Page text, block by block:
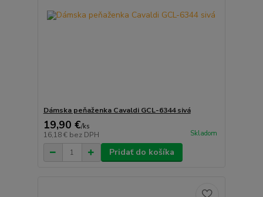
Dámska peňaženka Cavaldi GCL-6344 sivá
19,90 €/ks
16,18 € bez DPH Skladom
Pridať do košíka